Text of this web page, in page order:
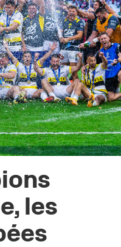
les